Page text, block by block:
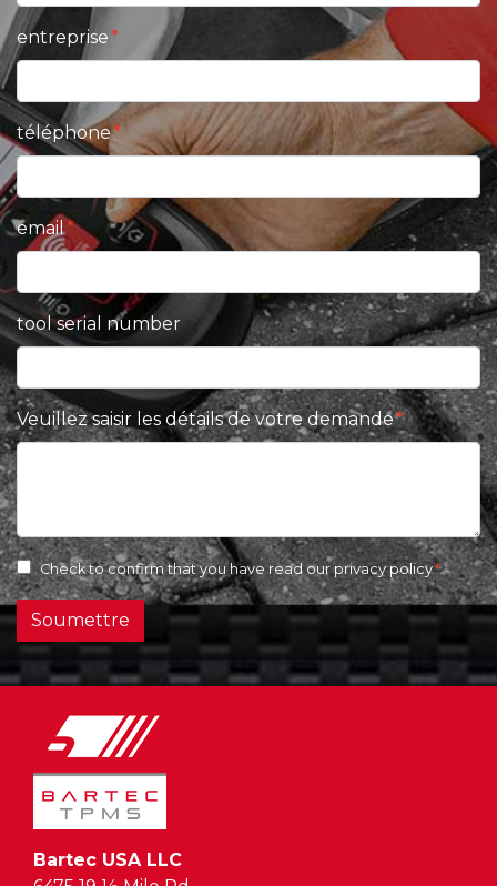
entreprise
téléphone
email
tool serial number
Veuillez saisir les détails de votre demande
Check to confirm that you have read our privacy policy
Soumettre
Bartec USA LLC